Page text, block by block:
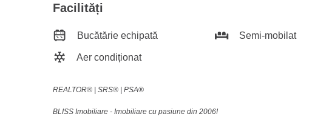
Facilități
Bucătărie echipată Semi-mobilat
Aer condiționat
REALTOR®️ | SRS®️ | PSA®️
BLISS Imobiliare - Imobiliare cu pasiune din 2006!